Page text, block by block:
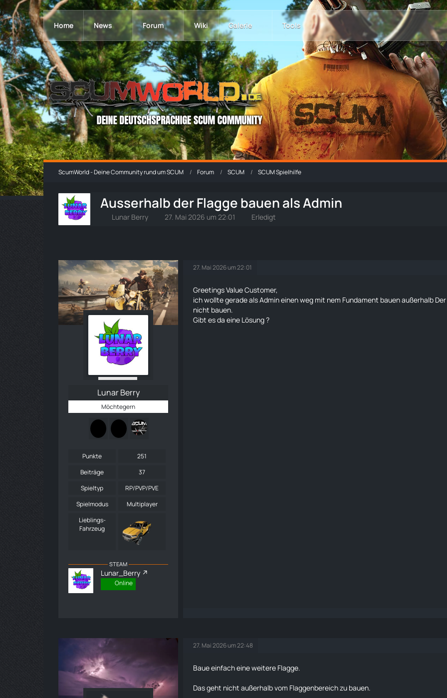
Home News Forum Wiki Galerie Tools
ScumWorld - Deine Community rund um SCUM Forum SCUM SCUM Spielhilfe
Ausserhalb der Flagge bauen als Admin
Lunar Berry 27. Mai 2026 um 22:01 Erledigt
Lunar Berry
Möchtegern
Punkte
251
Beiträge
37
Spieltyp
RP/PVP/PVE
Spielmodus
Multiplayer
Lieblings-
Fahrzeug
STEAM
Lunar_Berry
Online
27. Mai 2026 um 22:01
Greetings Value Customer,
ich wollte gerade als Admin einen weg mit nem Fundament bauen außerhalb
nicht bauen.
Gibt es da eine Lösung ?
27. Mai 2026 um 22:48
Baue einfach eine weitere Flagge.
Das geht nicht außerhalb vom Flaggenbereich zu bauen.